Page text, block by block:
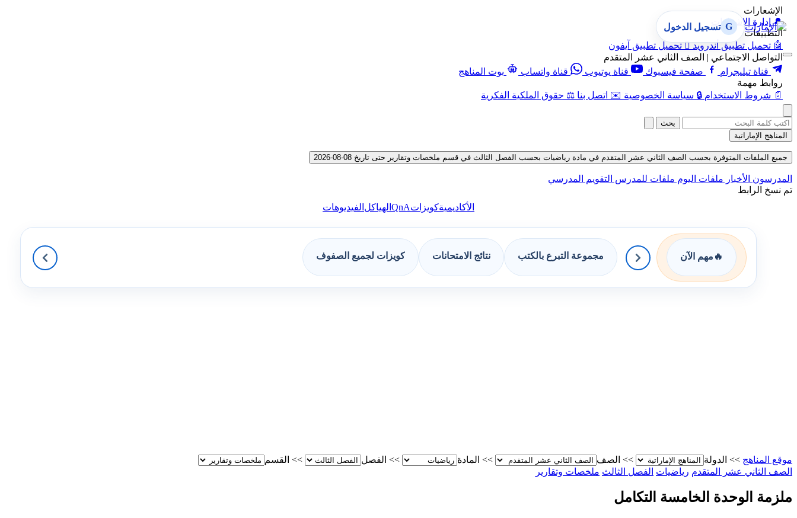
الإشعارات
🔔 إدارة الإشعارات
التطبيقات
🤖 تحميل تطبيق أندرويد  تحميل تطبيق آيفون
التواصل الاجتماعي | الصف الثاني عشر المتقدم
قناة تيليجرام
صفحة فيسبوك قناة يوتيوب قناة واتساب
بوت المناهج
روابط مهمة
📄 شروط الاستخدام 🔒 سياسة الخصوصية ✉️ اتصل بنا ⚖️ حقوق الملكية الفكرية
G تسجيل الدخول
بحث
المناهج الإماراتية
جميع الملفات المتوفرة بحسب الصف الثاني عشر المتقدم في مادة رياضيات بحسب الفصل الثالث في قسم ملخصات وتقارير حتى تاريخ 08-08-2026
المدرسون الأخبار ملفات اليوم ملفات للمدرس التقويم المدرسي
تم نسخ الرابط
الأكاديميةكويزاتQnA الهياكل الفيديوهات
🔥 مهم الآن مجموعة التبرع بالكتب نتائج الامتحانات كويزات لجميع الصفوف
موقع المناهج >> الدولة >> الصف >> المادة >> الفصل >> القسم
الصف الثاني عشر المتقدم رياضيات الفصل الثالث ملخصات وتقارير
ملزمة الوحدة الخامسة التكامل